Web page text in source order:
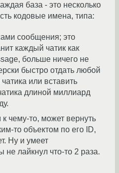
база - это несколько
кодовые имена, типа:
сообщения; это
каждый чатик как
больше ничего не
быстро отдать любой
или вставить
длиной миллиард
к чему-то, может вернуть
то объектом по его ID,
Ну и умеет
не лайкнул что-то 2 раза.